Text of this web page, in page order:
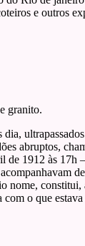
e outros
granito.
abruptos,
de 1912 às 17h
nome,
o que